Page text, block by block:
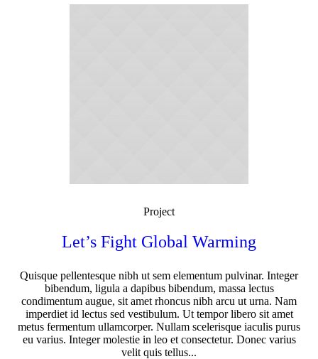
Project
Let’s Fight Global Warming
Quisque pellentesque nibh ut sem elementum pulvinar. Integer
bibendum, ligula a dapibus bibendum, massa lectus
condimentum augue, sit amet rhoncus nibh arcu ut urna. Nam
imperdiet id lectus sed vestibulum. Ut tempor libero sit amet
metus fermentum ullamcorper. Nullam scelerisque iaculis purus
eu varius. Integer molestie in leo et consectetur. Donec varius
velit quis tellus...